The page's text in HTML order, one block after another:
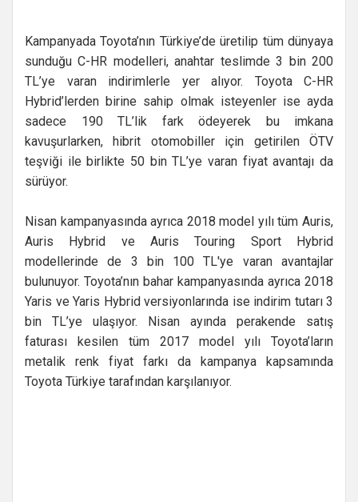
Kampanyada Toyota’nın Türkiye’de üretilip tüm dünyaya
sunduğu C-HR modelleri, anahtar teslimde 3 bin 200
TL’ye varan indirimlerle yer alıyor. Toyota C-HR
Hybrid’lerden birine sahip olmak isteyenler ise ayda
sadece 190 TL’lik fark ödeyerek bu imkana
kavuşurlarken, hibrit otomobiller için getirilen ÖTV
teşviği ile birlikte 50 bin TL’ye varan fiyat avantajı da
sürüyor.
Nisan kampanyasında ayrıca 2018 model yılı tüm Auris,
Auris Hybrid ve Auris Touring Sport Hybrid
modellerinde de 3 bin 100 TL'ye varan avantajlar
bulunuyor. Toyota’nın bahar kampanyasında ayrıca 2018
Yaris ve Yaris Hybrid versiyonlarında ise indirim tutarı 3
bin TL’ye ulaşıyor. Nisan ayında perakende satış
faturası kesilen tüm 2017 model yılı Toyota’ların
metalik renk fiyat farkı da kampanya kapsamında
Toyota Türkiye tarafından karşılanıyor.